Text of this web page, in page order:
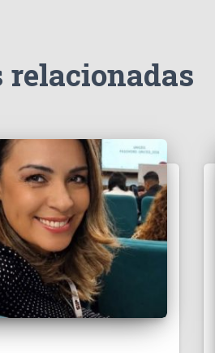
relacionadas